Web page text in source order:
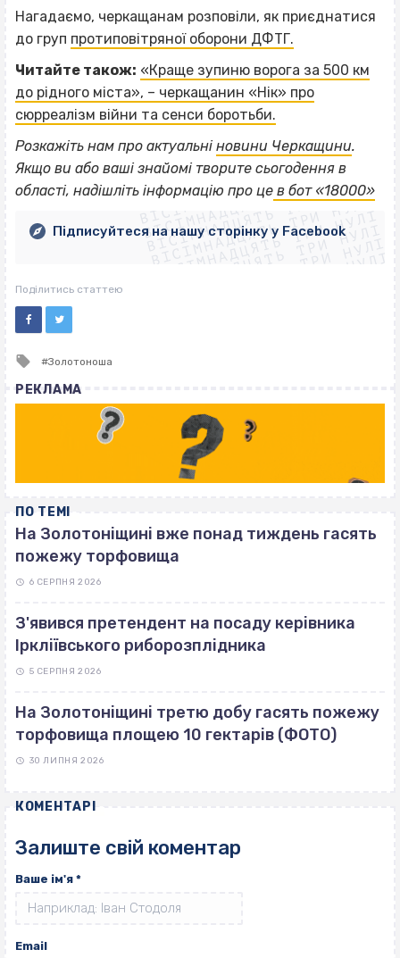
Нагадаємо, черкащанам розповіли, як приєднатися
до груп протиповітряної оборони ДФТГ.
Читайте також: «Краще зупиню ворога за 500 км
до рідного міста», – черкащанин «Нік» про
сюрреалізм війни та сенси боротьби.
Розкажіть нам про актуальні новини Черкащини.
Якщо ви або ваші знайомі творите сьогодення в
області, надішліть інформацію про це в бот «18000»
ВІСІМНАДЦЯТЬ ТРИ НУЛІ
ВІСІМНАДЦЯТЬ ТРИ НУЛІ
ВІСІМНАДЦЯТЬ ТРИ НУЛІ
ВІСІМНАДЦЯТЬ ТРИ НУЛІ
ВІСІМНАДЦЯТЬ ТРИ НУЛІ
ВІСІМНАДЦЯТЬ ТРИ НУЛІ
ВІСІМНАДЦЯТЬ ТРИ НУЛІ
ВІСІМНАДЦЯТЬ ТРИ НУЛІ
Підписуйтеся на нашу сторінку у Facebook
Поділитись статтею
Tagged
Золотоноша
РЕКЛАМА
ПО ТЕМІ
На Золотоніщині вже понад тиждень гасять
пожежу торфовища
6 СЕРПНЯ 2026
З'явився претендент на посаду керівника
Іркліївського риборозплідника
5 СЕРПНЯ 2026
На Золотоніщині третю добу гасять пожежу
торфовища площею 10 гектарів (ФОТО)
30 ЛИПНЯ 2026
КОМЕНТАРІ
Залиште свій коментар
Ваше ім'я *
Email